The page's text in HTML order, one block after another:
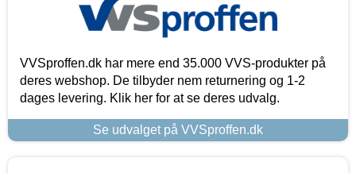
VVSproffen.dk har mere end 35.000 VVS-produkter på
deres webshop. De tilbyder nem returnering og 1-2
dages levering. Klik her for at se deres udvalg.
Se udvalget på VVSproffen.dk